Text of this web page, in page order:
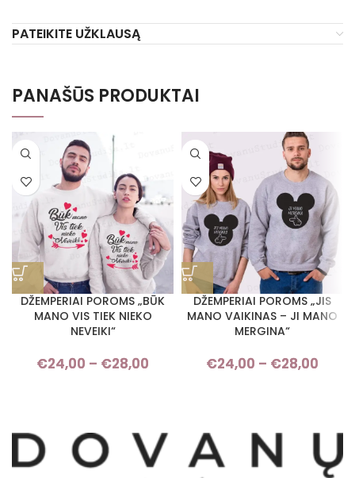
PATEIKITE UŽKLAUSĄ
PANAŠŪS PRODUKTAI
DŽEMPERIAI POROMS „BŪK
MANO VIS TIEK NIEKO
NEVEIKI“
€24,00 – €28,00
Price range: €24,00 through
DŽEMPERIAI POROMS „JIS
MANO VAIKINAS – JI MANO
MERGINA“
€24,00 – €28,00